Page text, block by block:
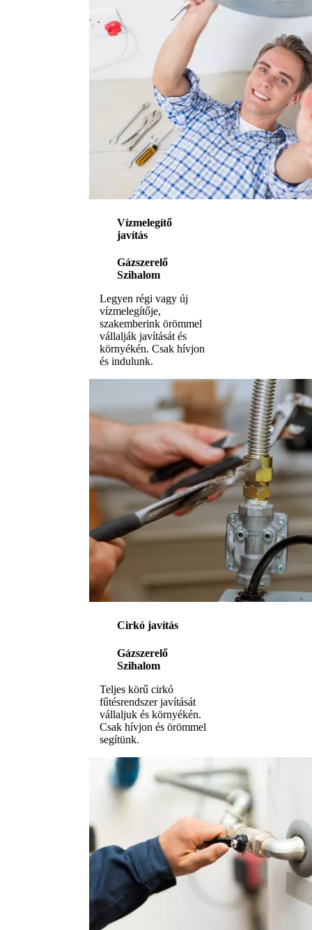
Vízmelegítő
javítás
Gázszerelő
Szihalom
Legyen régi vagy új
vízmelegítője,
szakemberink örömmel
vállalják javítását és
környékén. Csak hívjon
és indulunk.
Cirkó javítás
Gázszerelő
Szihalom
Teljes körű cirkó
fűtésrendszer javítását
vállaljuk és környékén.
Csak hívjon és örömmel
segítünk.